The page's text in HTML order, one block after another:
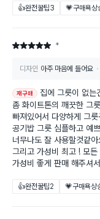
👍완전꿀팁3 💗구매욕상
별점 5점 *
디자인 아주 마음에 들어요
재구매
집에 그릇이 없는
좀 화이트톤의 깨끗한 그릇
빠져있어서 다양하게 그
공기밥 그릇 심플하고 예
너무나도 잘 사용할것같아
그리고 가성비 최고 ! 모
가성비 좋게 판매 해주셔
👍완전꿀팁2 💗구매욕상